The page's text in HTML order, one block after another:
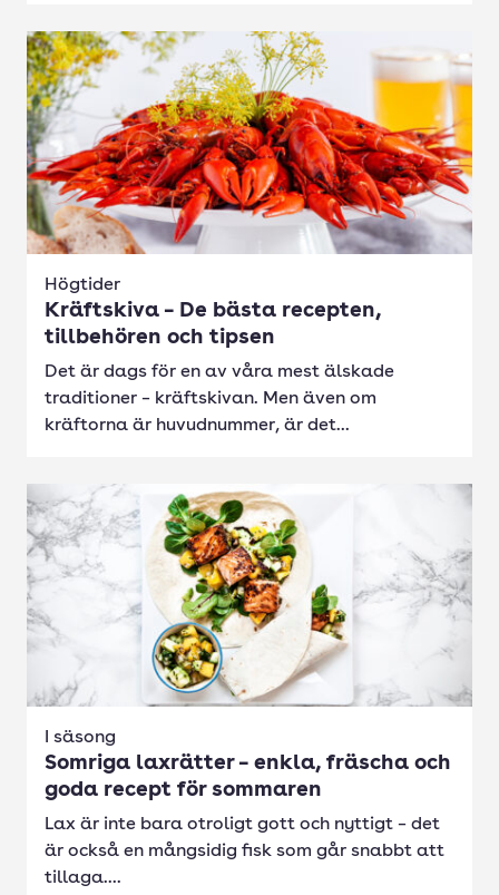
Högtider
Kräftskiva – De bästa recepten,
tillbehören och tipsen
Det är dags för en av våra mest älskade
traditioner – kräftskivan. Men även om
kräftorna är huvudnummer, är det...
I säsong
Somriga laxrätter – enkla, fräscha och
goda recept för sommaren
Lax är inte bara otroligt gott och nyttigt – det
är också en mångsidig fisk som går snabbt att
tillaga....